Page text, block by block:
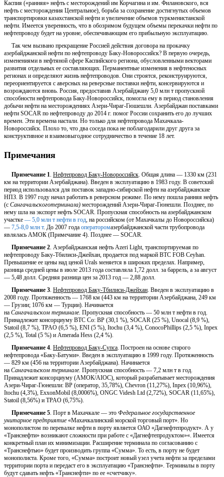
Каспия («ранняя» нефть с месторождений им Корчагина и им. Филановского, вся
нефть с месторождения Центральное), борьба за сохранение достигнутых объемов
транспортировки казахстанской нефти и увеличение объемов туркменистанской
нефти. Имеется уверенность, что в обозримом будущем объемы перекачки нефти по
нефтепроводу будет на уровне, обеспечивающим его прибыльную эксплуатацию.
Так чем вызвано прекращение Россией действия договора на прокачку
азербайджанской нефти по нефтепроводу Баку-Новороссийск? В первую очередь,
изменениями в нефтяной сфере Каспийского региона, обусловленными векторами
развития отдельных ее составляющих. Перманентные изменения в нефтеносных
регионах и определяют жизнь нефтепроводов. Они строятся, реконструируются,
переориентируется с аверсных на реверсные поставки нефти, консервируются и
возрождаются вновь. Россия, предоставив Азербайджану 5,0 млн т пропускной
способности нефтепровода Баку-Новороссийск, помогла ему в период становления
добычи нефти на месторождениях Азери-Чираг-Гюшешли. Азербайджан поставками
нефти SOCAR по нефтепроводу до 2014 г. помог России сохранить его до лучших
времен. Эти времена настали. Но только для нефтепровода Махачкала-
Новороссийск. Плохо то, что два соседа пока не поблагодарили друг друга за
конструктивное и взаимовыгодное сотрудничество в течение 18 лет.
Примечания
Примечание 1 Нефтепровод Баку-Новороссийск . Общая длина — 1330 км (231
км на территории Азербайджана). Введен в эксплуатацию в 1983 году. В советский
период использовался для поставок западно-сибирской нефти на азербайджанские
НПЗ. В 1997 году начал работать в реверсном режиме. По нему пошла ранняя нефть
(с Сангачальскоготерминала) месторождений Азери-Чираг-Гюнешли. Позднее, по
нему шла на экспорт нефть SOCAR. Пропускная способность на азербайджанском
участке — 5,0 млн т нефти в год , на российском (от Махачкалы до Новороссийска)
— 7,5-8,0 млн т. До 2007 года операторомазербайджанской части трубопровода
являлась АМОК (Примечание 4). Позднее — SOCAR.
Примечание 2 . Азербайджанская нефть Azeri Light, транспортируемая по
нефтепроводу Баку-Тбилиси-Джейхан, продается под маркой BTC FOB Ceyhan.
Превышение ее цены над ценой Urals меняется в широких пределах. Например,
разница средней цены в июле 2013 года составляла 1,72 долл. за баррель, а за август
— 5,48 долл. Средняя разница цен за 2013 год — 2,88 долл.
Примечание 3 Нефтепровод Баку-Тбилиси-Джейхан . Введен в эксплуатацию в
2008 году. Протяженность — 1768 км (443 км на территории Азербайджана, 249 км
— Грузии; 1076 км — Турции). Начинается
на Сангачальском терминале. Пропускная способность — 50 млн т нефти в год.
Принадлежит консорциуму BTC Co: BP (30,1 %), SOCAR (25 %), Unocal (8,9 %),
Statoil (8,7 %), TPAO (6,5 %), ENI (5 %), Itochu (3,4 %), ConocoPhillips (2,5 %), Inpex
(2,5 %), Total (5 %) и Amerada Hess (2,4 %).
Примечание 4 Нефтепровод Баку-Супса . Построен на основе старого
нефтепровода «Баку-Батуми». Введен в эксплуатацию в 1999 году. Протяженность
— 829 км (456 на территории Азербайджана). Начинается
на Сангачальском терминале. Пропускная способность — 7,2 млн т в год.
Принадлежит консорциуму (АМОК/AIOC), который разрабатывает месторождения
Азери-Чираг-Гюнешли: BP (оператор, 35,78%), Chevron (11,27%), Inpex (10,96%),
Itochu (4,3%), ExxonMobil (8,0006%), ONGC Videsh Ltd (2,72%), SOCAR (11,65%),
Statoil (8,56%) и TPAO (6,75%).
Примечание 5 . Порт в Махачкале — это Федеральное государственное
унитарное предприятие «Махачкалинский морской торговый порт». Но
монополистом по перевалке нефти в порту является ОАО «Дагнефтепродукт». А у
«Транснефти» возникают сложности при работе с «Дагнефтепродуктом»«. Имеется
конкретный план их минимизации. Расширение терминала по согласованию с
«Транснефтью» будет производить группа «Сумма». То есть, в порту не будет
монополиста. Кроме того, «Сумма» построит новый узел учета нефти за пределами
территории порта и передаст его в эксплуатацию «Транснефти». Терминалы в порту
будут сдавать нефть «Транснефти» по ее «счетчику».